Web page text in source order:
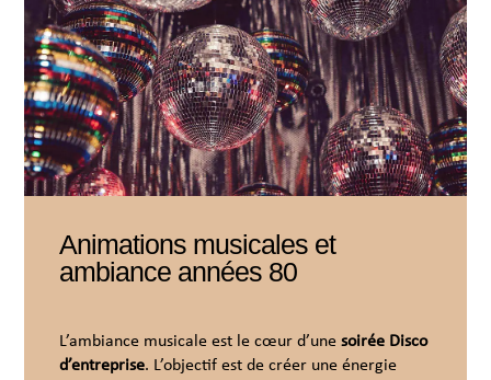
Animations musicales et
ambiance années 80
L’ambiance musicale est le cœur d’unesoirée Disco
d’entreprise. L’objectif est de créer une énergie